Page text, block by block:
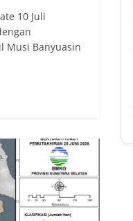
10 Juli
Musi Banyuasin